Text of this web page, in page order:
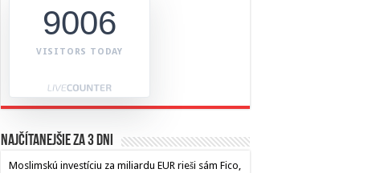
9006
VISITORS TODAY
Najčítanejšie za 3 dni
Moslimskú investíciu za miliardu EUR rieši sám Fico,